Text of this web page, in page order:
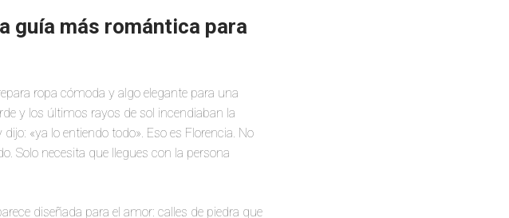
guía más romántica para
ropa cómoda y algo elegante para una
y los últimos rayos de sol incendiaban la
«ya lo entiendo todo». Eso es Florencia. No
Solo necesita que llegues con la persona
diseñada para el amor: calles de piedra que